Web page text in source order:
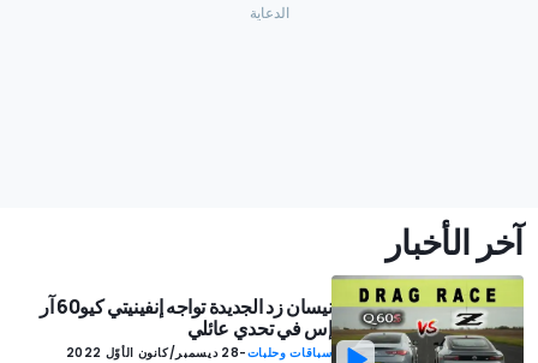
آخر الأخبار
نيسان زد الجديدة تواجه إنفينيتي كيو60 آر
إس في تحدي عائلي
سباقات وحلبات-28 ديسمبر/كانون الأوّل 2022